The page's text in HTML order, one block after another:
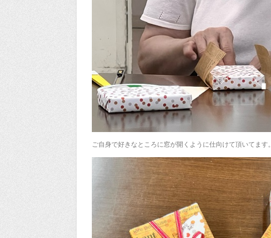
ご自身で好きなところに窓が開くように仕向けて頂いてます。